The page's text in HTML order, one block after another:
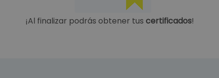
¡Al finalizar podrás obtener tus certificados!